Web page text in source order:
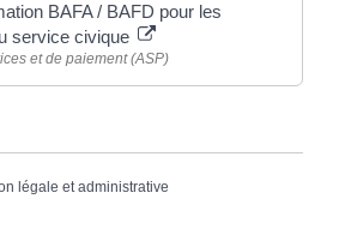
BAFA / BAFD pour les
service civique
et de paiement (ASP)
légale et administrative